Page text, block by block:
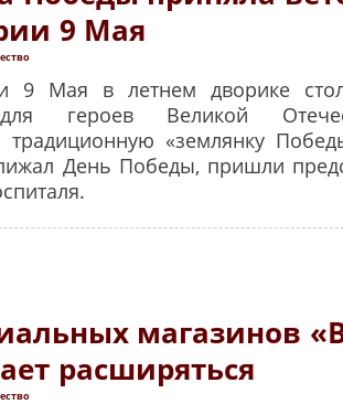
9 Мая
9 Мая в летнем дворике
героев Великой
традиционную «землянку
День Победы, пришли
магазинов
расширяться